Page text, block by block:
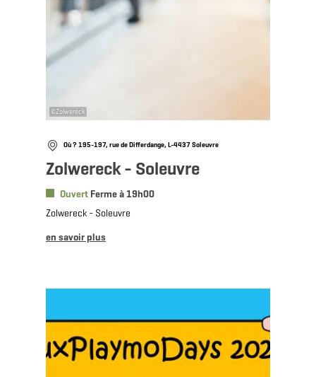
©Zolwereck
Où ? 195-197, rue de Differdange, L-4437 Soleuvre
Zolwereck - Soleuvre
Ouvert Ferme à 19h00
Zolwereck - Soleuvre
en savoir plus